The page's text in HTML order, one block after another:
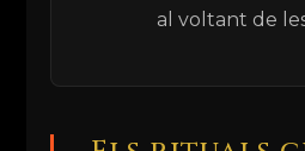
al voltant de